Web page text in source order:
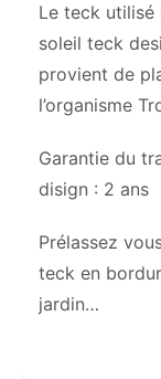
Le teck
soleil teck
provient de
l’organisme
Garantie du
disign : 2 ans
Prélassez
teck en
jardin…